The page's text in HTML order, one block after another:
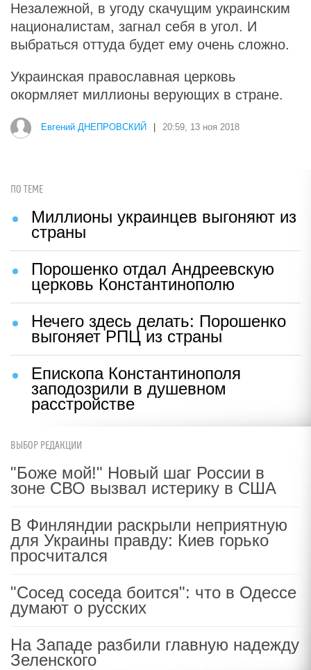
Незалежной, в угоду скачущим украинским
националистам, загнал себя в угол. И
выбраться оттуда будет ему очень сложно.
Украинская православная церковь
окормляет миллионы верующих в стране.
Евгений ДНЕПРОВСКИЙ 20:59, 13 ноя 2018
ПО ТЕМЕ
Миллионы украинцев выгоняют из
страны
Порошенко отдал Андреевскую
церковь Константинополю
Нечего здесь делать: Порошенко
выгоняет РПЦ из страны
Епископа Константинополя
заподозрили в душевном
расстройстве
ВЫБОР РЕДАКЦИИ
"Боже мой!" Новый шаг России в
зоне СВО вызвал истерику в США
В Финляндии раскрыли неприятную
для Украины правду: Киев горько
просчитался
"Сосед соседа боится": что в Одессе
думают о русских
На Западе разбили главную надежду
Зеленского